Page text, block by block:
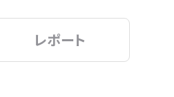
レポート